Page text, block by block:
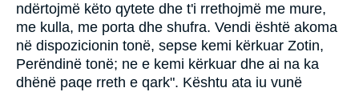
ndërtojmë këto qytete dhe t'i rrethojmë me mure,
me kulla, me porta dhe shufra. Vendi është akoma
në dispozicionin tonë, sepse kemi kërkuar Zotin,
Perëndinë tonë; ne e kemi kërkuar dhe ai na ka
dhënë paqe rreth e qark". Kështu ata iu vunë